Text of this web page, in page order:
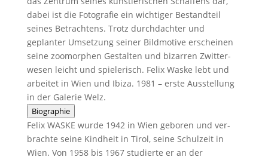
dabei ist die Fotografie ein wichtiger Bestandteil
seines Betra­cht­ens. Trotz durch­dachter und
geplanter Umset­zung sein­er Bild­mo­tive erscheinen
seine zoomor­phen Gestal­ten und bizarren Zwit­ter­
we­sen leicht und spielerisch. Felix Waske lebt und
arbeit­et in Wien und Ibiza. 1981 – erste Ausstel­lung
in der Galerie Welz.
Biographie
Felix WASKE wurde 1942 in Wien geboren und ver­
brachte seine Kind­heit in Tirol, seine Schulzeit in
Wien. Von 1958 bis 1967 studierte er an der